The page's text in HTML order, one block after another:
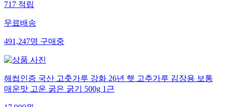
717적립
무료배송
491,247명구매중
해썹인증 국산 고춧가루 강화 26년 햇 고추가루 김장용 보통
매운맛 고운 굵은 굵기 500g 1근